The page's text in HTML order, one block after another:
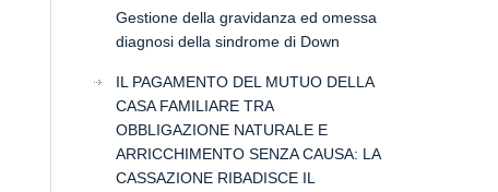
Gestione della gravidanza ed omessa
diagnosi della sindrome di Down
IL PAGAMENTO DEL MUTUO DELLA
CASA FAMILIARE TRA
OBBLIGAZIONE NATURALE E
ARRICCHIMENTO SENZA CAUSA: LA
CASSAZIONE RIBADISCE IL